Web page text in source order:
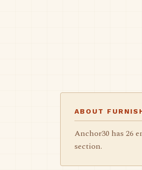
ABOUT
Anchor30 has 26
section.